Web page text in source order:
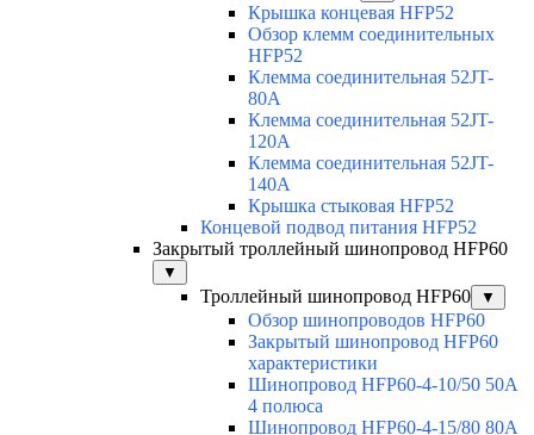
Крышка концевая HFP52
Обзор клемм соединительных
HFP52
Клемма соединительная 52JT-
80A
Клемма соединительная 52JT-
120A
Клемма соединительная 52JT-
140A
Крышка стыковая HFP52
Концевой подвод питания HFP52
Закрытый троллейный шинопровод HFP60
▼
Троллейный шинопровод HFP60 ▼
Обзор шинопроводов HFP60
Закрытый шинопровод HFP60
характеристики
Шинопровод HFP60-4-10/50 50А
4 полюса
Шинопровод HFP60-4-15/80 80А